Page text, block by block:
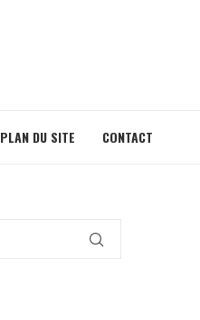
PLAN DU SITE CONTACT